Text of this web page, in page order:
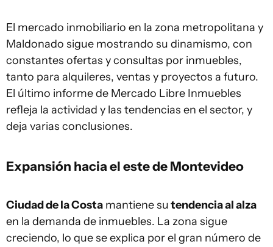
El mercado inmobiliario en la zona metropolitana y
Maldonado sigue mostrando su dinamismo, con
constantes ofertas y consultas por inmuebles,
tanto para alquileres, ventas y proyectos a futuro.
El último informe de Mercado Libre Inmuebles
refleja la actividad y las tendencias en el sector, y
deja varias conclusiones.
Expansión hacia el este de Montevideo
Ciudad de la Costa mantiene sutendencia al alza
en la demanda de inmuebles. La zona sigue
creciendo, lo que se explica por el gran número de